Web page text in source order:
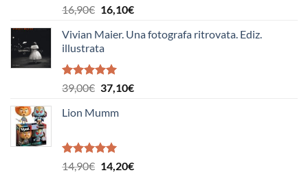
Valutato
5.00
16,90€ Il
originale
era:
16,90€.
16,10€Il
attuale
Vivian Maier. Una fotografa ritrovata. Ediz.
illustrata
Valutato
5.00
39,00€ Il
originale
39,00€.
37,10€Il
Lion Mumm
Valutato
5.00
14,90€ Il
14,20€Il